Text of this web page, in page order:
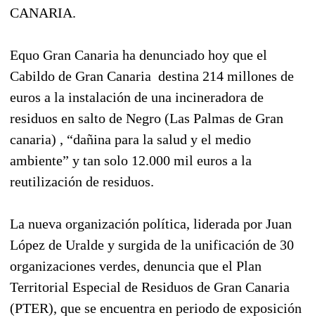
CANARIA.
Equo Gran Canaria ha denunciado hoy que el
Cabildo de Gran Canaria destina 214 millones de
euros a la instalación de una incineradora de
residuos en salto de Negro (Las Palmas de Gran
canaria) , “dañina para la salud y el medio
ambiente” y tan solo 12.000 mil euros a la
reutilización de residuos.
La nueva organización política, liderada por Juan
López de Uralde y surgida de la unificación de 30
organizaciones verdes, denuncia que el Plan
Territorial Especial de Residuos de Gran Canaria
(PTER), que se encuentra en periodo de exposición